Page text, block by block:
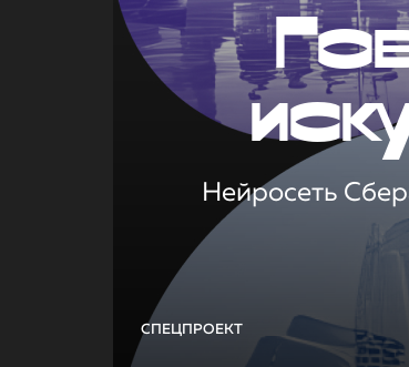
СПЕЦПРОЕКТ
Нейросеть